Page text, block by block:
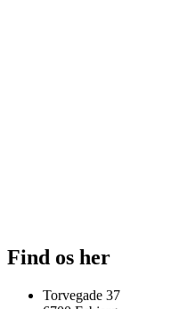
Find os her
Torvegade 37